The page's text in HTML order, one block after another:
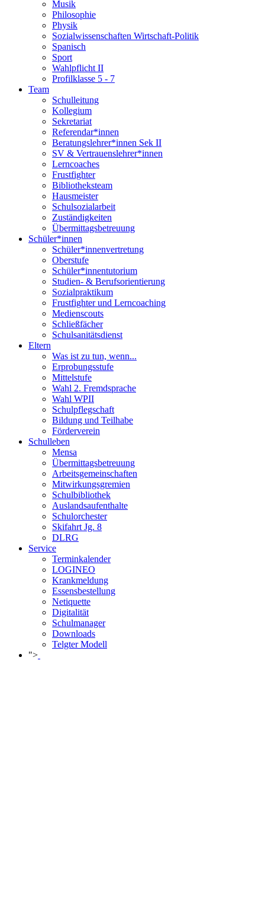
Musik
Philosophie
Physik
Sozialwissenschaften Wirtschaft-Politik
Spanisch
Sport
Wahlpflicht II
Profilklasse 5 - 7
Team
Schulleitung
Kollegium
Sekretariat
Referendar*innen
Beratungslehrer*innen Sek II
SV & Vertrauenslehrer*innen
Lerncoaches
Frustfighter
Bibliotheksteam
Hausmeister
Schulsozialarbeit
Zuständigkeiten
Übermittagsbetreuung
Schüler*innen
Schüler*innenvertretung
Oberstufe
Schüler*innentutorium
Studien- & Berufsorientierung
Sozialpraktikum
Frustfighter und Lerncoaching
Medienscouts
Schließfächer
Schulsanitätsdienst
Eltern
Was ist zu tun, wenn...
Erprobungsstufe
Mittelstufe
Wahl 2. Fremdsprache
Wahl WPII
Schulpflegschaft
Bildung und Teilhabe
Förderverein
Schulleben
Mensa
Übermittagsbetreuung
Arbeitsgemeinschaften
Mitwirkungsgremien
Schulbibliothek
Auslandsaufenthalte
Schulorchester
Skifahrt Jg. 8
DLRG
Service
Terminkalender
LOGINEO
Krankmeldung
Essensbestellung
Netiquette
Digitalität
Schulmanager
Downloads
Telgter Modell
">